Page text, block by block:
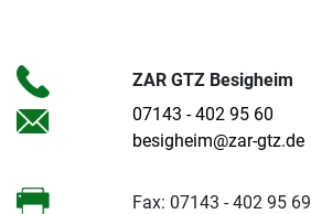
ZAR GTZ Besigheim
07143 - 402 95 60
besigheim@zar-gtz.de
Fax: 07143 - 402 95 69